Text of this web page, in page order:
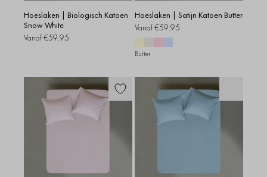
Hoeslaken | Biologisch Katoen
Snow White
Vanaf€59.95
Hoeslaken | Satijn Katoen Butter
Vanaf€59.95
Butter